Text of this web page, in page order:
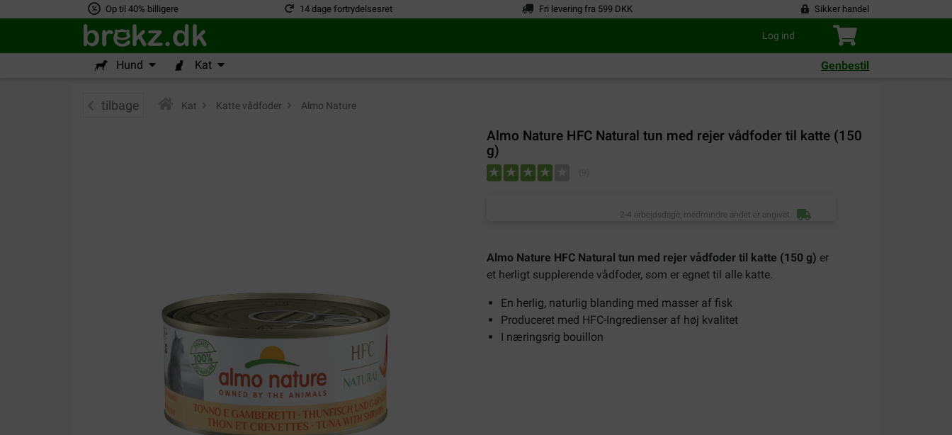
Op til 40% billigere 14 dage fortrydelsesret Fri levering fra 599 DKK Sikker handel
Log ind
Hund Kat Genbestil
tilbage Kat Katte vådfoder Almo Nature
Almo Nature HFC Natural tun med rejer vådfoder til katte (150
g)
2-4 arbejdsdage, medmindre andet er angivet
Almo Nature HFC Natural tun med rejer vådfoder til katte (150 g) er
et herligt supplerende vådfoder, som er egnet til alle katte.
En herlig, naturlig blanding med masser af fisk
Produceret med HFC-Ingredienser af høj kvalitet
I næringsrig bouillon